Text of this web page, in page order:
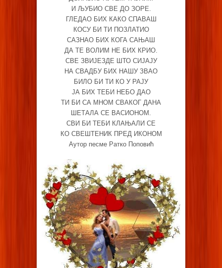
И ЉУБИО СВЕ ДО ЗОРЕ.
ГЛЕДАО БИХ КАКО СПАВАШ
КОСУ БИ ТИ ПОЗЛАТИО
САЗНАО БИХ КОГА САЊАШ
ДА ТЕ ВОЛИМ НЕ БИХ КРИО.
СВЕ ЗВИЈЕЗДЕ ШТО СИЈАЈУ
НА СВАДБУ БИХ НАШУ ЗВАО
БИЛО БИ ТИ КО У РАЈУ
ЈА БИХ ТЕБИ НЕБО ДАО
ТИ БИ СА МНОМ СВАКОГ ДАНА
ШЕТАЛА СЕ ВАСИОНОМ.
СВИ БИ ТЕБИ КЛАЊАЛИ СЕ
КО СВЕШТЕНИК ПРЕД ИКОНОМ
Аутор песме Ратко Поповић